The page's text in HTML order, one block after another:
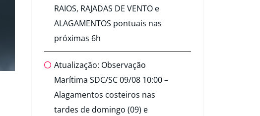
RAIOS, RAJADAS DE VENTO e
ALAGAMENTOS pontuais nas
próximas 6h
Atualização: Observação
Marítima SDC/SC 09/08 10:00 –
Alagamentos costeiros nas
tardes de domingo (09) e